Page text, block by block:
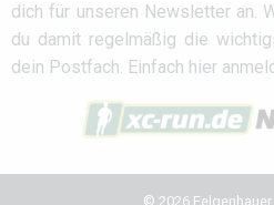
dich für unseren Newsletter an.
du damit regelmäßig die
dein Postfach. Einfach hier
© 2026